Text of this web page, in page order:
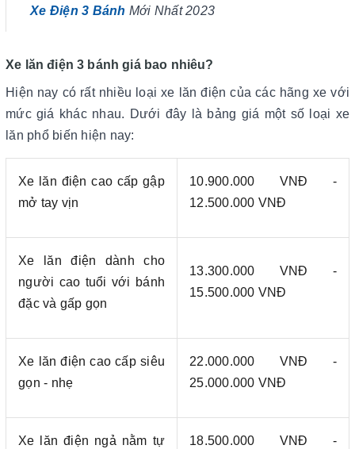
Xe Điện 3 Bánh Mới Nhất 2023
Xe lăn điện 3 bánh giá bao nhiêu?
Hiện nay có rất nhiều loại xe lăn điện của các hãng xe với
mức giá khác nhau. Dưới đây là bảng giá một số loại xe
lăn phổ biến hiện nay:
Xe lăn điện cao cấp gập
mở tay vịn
10.900.000 VNĐ -
12.500.000 VNĐ
Xe lăn điện dành cho
người cao tuổi với bánh
đặc và gấp gọn
13.300.000 VNĐ -
15.500.000 VNĐ
Xe lăn điện cao cấp siêu
gọn - nhẹ
22.000.000 VNĐ -
25.000.000 VNĐ
Xe lăn điện ngả nằm tự
18.500.000 VNĐ -